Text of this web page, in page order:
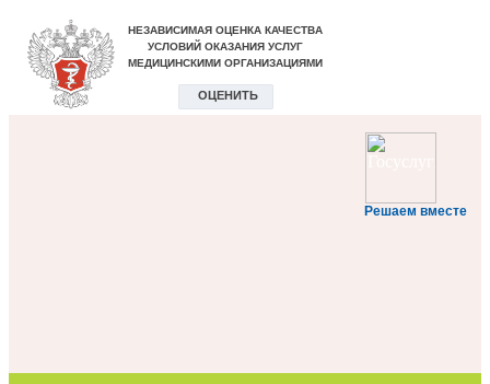
Решаем вместе